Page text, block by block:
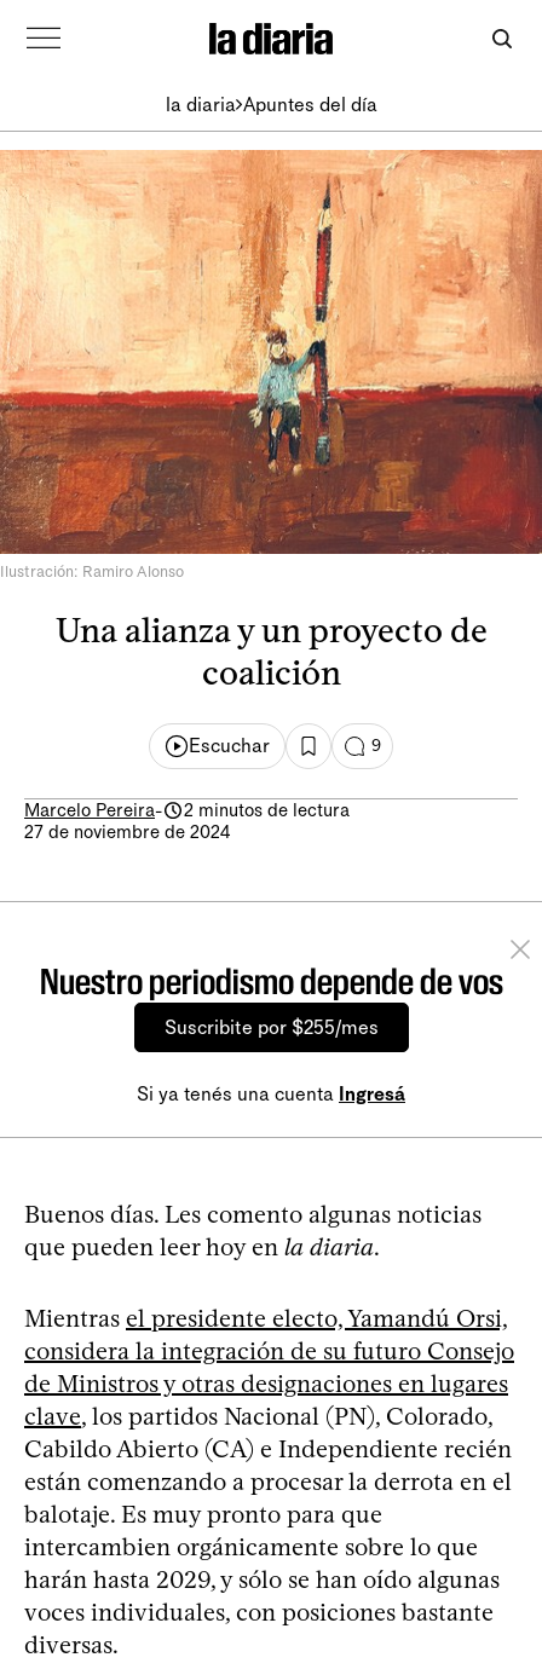
la diaria Apuntes del día
Ilustración: Ramiro Alonso
Una alianza y un proyecto de
coalición
Escuchar 9
Marcelo Pereira-
2 minutos de lectura
27 de noviembre de 2024
Nuestro periodismo depende de vos
Suscribite por $255/mes
Si ya tenés una cuenta Ingresá
Buenos días. Les comento algunas noticias
que pueden leer hoy en la diaria.
Mientras el presidente electo, Yamandú Orsi,
considera la integración de su futuro Consejo
de Ministros y otras designaciones en lugares
clave, los partidos Nacional (PN), Colorado,
Cabildo Abierto (CA) e Independiente recién
están comenzando a procesar la derrota en el
balotaje. Es muy pronto para que
intercambien orgánicamente sobre lo que
harán hasta 2029, y sólo se han oído algunas
voces individuales, con posiciones bastante
diversas.